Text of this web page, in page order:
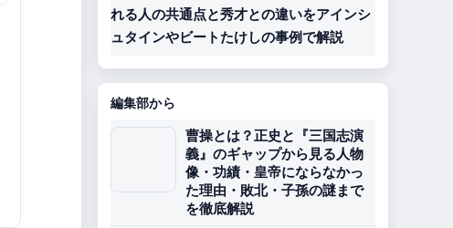
れる人の共通点と秀才との違いをアインシ
ュタインやビートたけしの事例で解説
編集部から
曹操とは？正史と『三国志演
義』のギャップから見る人物
像・功績・皇帝にならなかっ
た理由・敗北・子孫の謎まで
を徹底解説